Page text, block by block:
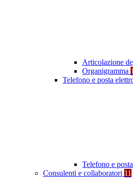
Articolazione
Organigramma 1
Telefono e posta
Telefono e
Consulenti e collaboratori 11